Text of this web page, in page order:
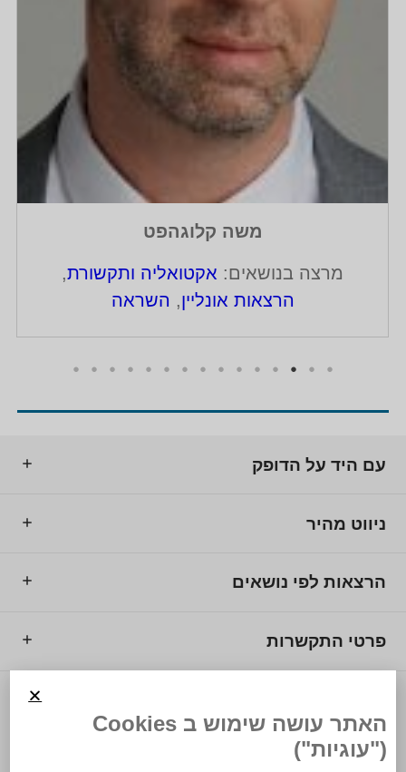
משה קלוגהפט
מרצה בנושאים: אקטואליה ותקשורת,
הרצאות אונליין, השראה
עם היד על הדופק
ניווט מהיר
הרצאות לפי נושאים
פרטי התקשרות
האתר עושה שימוש ב Cookies
("עוגיות")